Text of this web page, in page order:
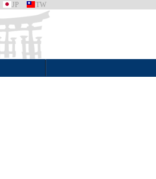
JP TW